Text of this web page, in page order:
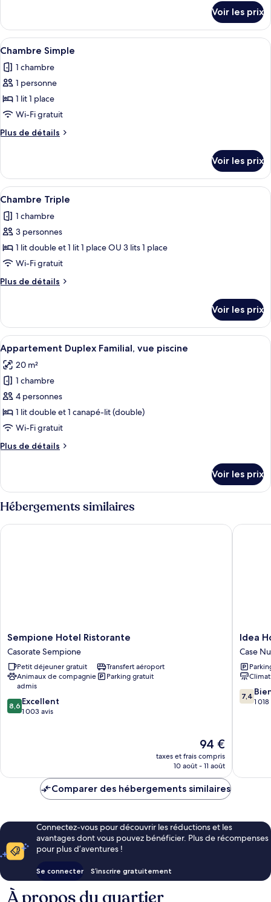
Chambre
Double
le
type
de
Chambre
Double
Voir les prix
Afficher
toutes
les
photos
pour
ce
type
de
Chambre
Simple
Une chambre d’hôtel avec un lit,
4
Chambre Simple
1 chambre
1 personne
1 lit 1 place
Wi-Fi gratuit
Plus de détails
Plus
le
type
de
Chambre
Simple
Voir les prix
Afficher
toutes
les
photos
pour
ce
type
de
Chambre
Triple
Une chambre avec deux lits, un
4
Chambre Triple
1 chambre
3 personnes
1 lit double et 1 lit 1 place OU 3 lits 1 place
Wi-Fi gratuit
Plus de détails
Plus
le
type
de
chambre
Chambre
Triple
Voir les prix
Afficher
toutes
les
photos
pour
ce
type
chambre :
Familial,
vue
piscine
Un salon avec un canapé à motifs,
10
Appartement Duplex Familial, vue piscine
20 m²
1 chambre
4 personnes
1 lit double et 1 canapé-lit (double)
Wi-Fi gratuit
Plus de détails
Plus
le
type
de
chambre
Appartement
Voir les prix
Hébergements similaires
Sempione
Hotel
Ristorante
Casorate
Sempione
Sempione Hotel Ristorante
Casorate Sempione
Petit déjeuner gratuit
Transfert aéroport
Animaux de compagnie
admis
Parking gratuit
8.6
sur
8,6 Excellent
1 003 avis
Le
nouveau
prix
de
94 €
taxes et frais compris
10 août - 11 août
Sempione Hotel Ristorante
Idea
Hotel
Milano
Airport
Case
Nuove
Idea
Case
7.4
sur
7,4
1
Idea
Comparer des hébergements similaires
Connectez-vous pour découvrir les réductions et les
avantages dont vous pouvez bénéficier. Plus de récompenses
pour plus d’aventures !
Se connecter S’inscrire gratuitement